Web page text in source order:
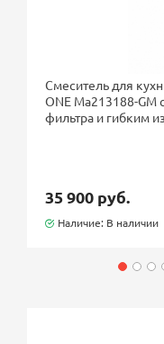
Смеситель для
ONE Ma213188-
фильтра и гибким
35 900 руб.
Наличие: В наличии